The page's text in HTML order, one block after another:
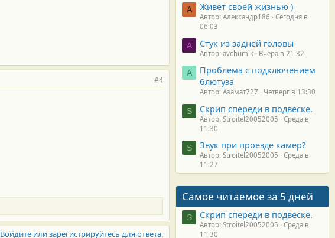
#4
Войдите или зарегистрируйтесь для ответа.
А Живет своей жизнью )
Автор: Александр186
Сегодня в
06:03
A Стук из задней головы
Автор: avchumik Вчера в 21:32
А
Проблема с подключением
блютуза
Автор: Азамат727 Четверг в 13:30
S Скрип спереди в подвеске.
Автор: Stroitel20052005
Среда в
11:30
S Звук при проезде камер?
Автор: Stroitel20052005
Среда в
11:27
Самое читаемое за 5 дней
S Скрип спереди в подвеске.
Автор: Stroitel20052005
Среда в
11:30